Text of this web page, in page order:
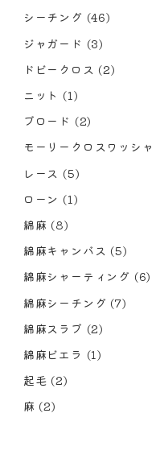
シーチング (46)
ジャガード (3)
ドビークロス (2)
ニット (1)
ブロード (2)
モーリークロスワッシャ
レース (5)
ローン (1)
綿麻 (8)
綿麻キャンバス (5)
綿麻シャーティング (6)
綿麻シーチング (7)
綿麻スラブ (2)
綿麻ビエラ (1)
起毛 (2)
麻 (2)